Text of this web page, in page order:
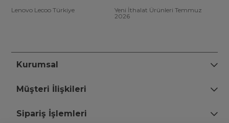
Lenovo Lecoo Türkiye
Yeni İthalat Ürünleri Temmuz
2026
Kurumsal
Müşteri İlişkileri
Sipariş İşlemleri